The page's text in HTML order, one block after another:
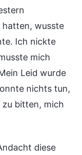
hatten, wusste
Ich nickte
mich
Leid wurde
nichts tun,
zu bitten, mich
diese